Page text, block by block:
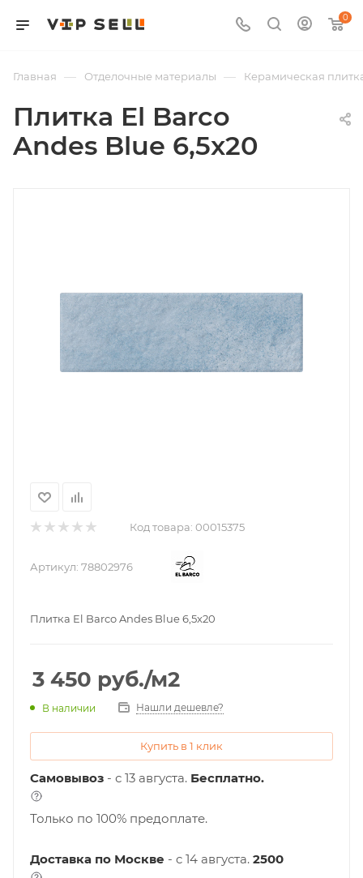
0
Главная — Отделочные материалы — Керамическая
Плитка El Barco
Andes Blue 6,5x20
Код товара: 00015375
Артикул: 78802976
Плитка El Barco Andes Blue 6,5x20
3 450 руб./м2
В наличии Нашли дешевле?
Купить в 1 клик
Самовывоз - с 13 августа. Бесплатно.
Только по 100% предоплате.
Доставка по Москве - c 14 августа. 2500